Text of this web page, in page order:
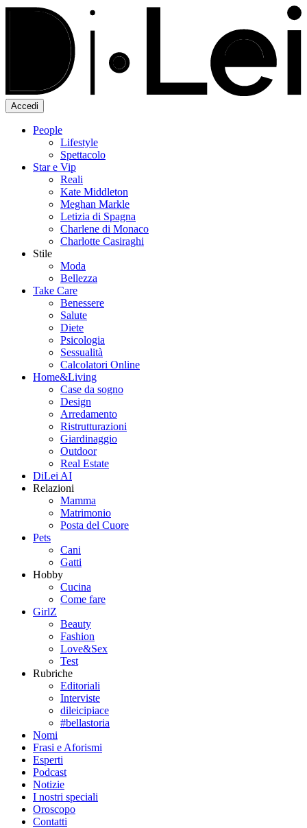
Accedi
People
Lifestyle
Spettacolo
Star e Vip
Reali
Kate Middleton
Meghan Markle
Letizia di Spagna
Charlene di Monaco
Charlotte Casiraghi
Stile
Moda
Bellezza
Take Care
Benessere
Salute
Diete
Psicologia
Sessualità
Calcolatori Online
Home&Living
Case da sogno
Design
Arredamento
Ristrutturazioni
Giardinaggio
Outdoor
Real Estate
DiLei AI
Relazioni
Mamma
Matrimonio
Posta del Cuore
Pets
Cani
Gatti
Hobby
Cucina
Come fare
GirlZ
Beauty
Fashion
Love&Sex
Test
Rubriche
Editoriali
Interviste
dileicipiace
#bellastoria
Nomi
Frasi e Aforismi
Esperti
Podcast
Notizie
I nostri speciali
Oroscopo
Contatti